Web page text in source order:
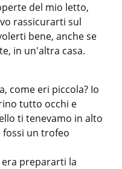
del mio letto,
rassicurarti sul
bene, anche se
in un'altra casa.
come eri piccola? Io
tutto occhi e
ti tenevamo in alto
fossi un trofeo
prepararti la